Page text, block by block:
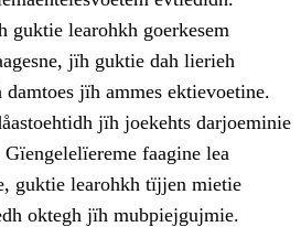
guktie learohkh goerkesem
jïh guktie dah lierieh
jïh ammes ektievoetine.
jïh joekehts darjoeminie
faagine lea
guktie learohkh tïjjen mietie
oktegh jïh mubpiejgujmie.